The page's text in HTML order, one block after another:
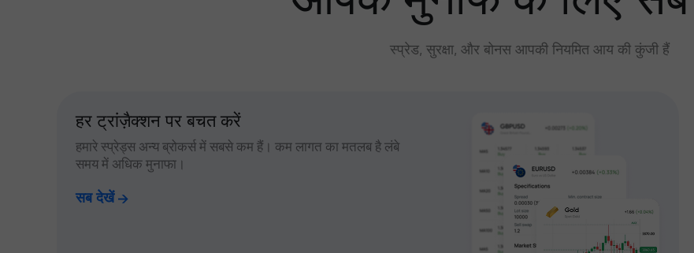
स्प्रेड, सुरक्षा, और बोनस आपकी नियमित आय की कुंजी हैं
हर ट्रांज़ैक्शन पर बचत करें
हमारे स्प्रेड्स अन्य ब्रोकर्स में सबसे कम हैं। कम लागत का मतलब है लंबे
समय में अधिक मुनाफा।
सब देखें